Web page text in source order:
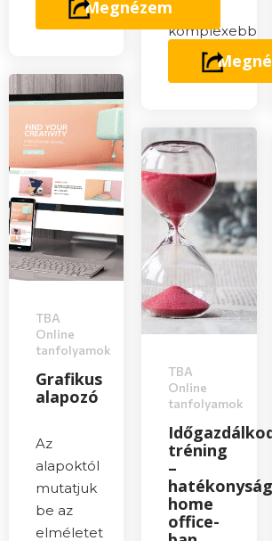
Megnézemis egy
komplexebb
TBA
Online
tanfolyamok
Grafikus
alapozó
Az
alapoktól
mutatjuk
be az
elméletet
TBA
Online
tanfolyamok
tréning
–
hatékonyság
home
office-